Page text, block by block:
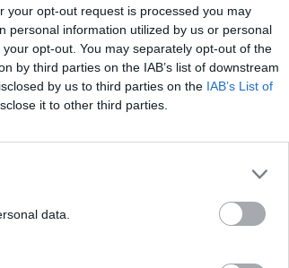
your opt-out request is processed you may
personal information utilized by us or personal
opt-out. You may separately opt-out of the
by third parties on the IAB’s list of downstream
by us to third parties on the IAB’s List of
it to other third parties.
data.